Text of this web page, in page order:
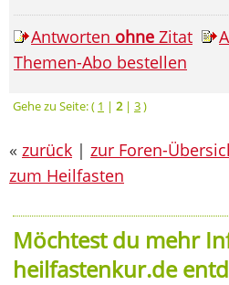
Antworten ohne Zitat
Themen-Abo bestellen
Gehe zu Seite: ( 1 | 2| 3)
« zurück | zur Foren-
zum Heilfasten
Möchtest du mehr
heilfastenkur.de